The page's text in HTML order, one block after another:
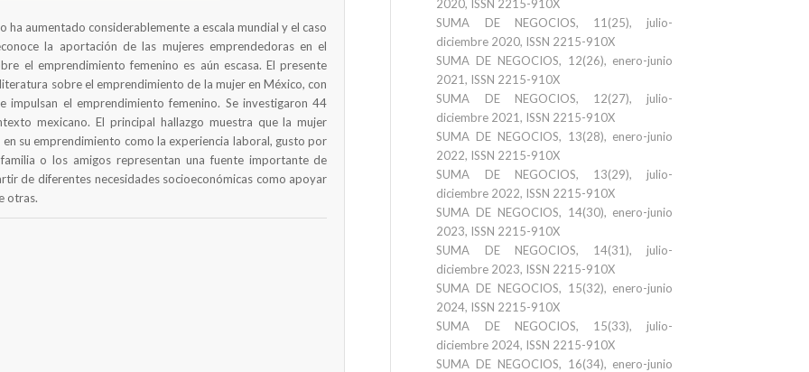
ha aumentado considerablemente a escala mundial y el caso
la aportación de las mujeres emprendedoras en el
el emprendimiento femenino es aún escasa. El presente
sobre el emprendimiento de la mujer en México, con
el emprendimiento femenino. Se investigaron 44
mexicano. El principal hallazgo muestra que la mujer
su emprendimiento como la experiencia laboral, gusto por
o los amigos representan una fuente importante de
de diferentes necesidades socioeconómicas como apoyar
otras.
2020, ISSN 2215-910X
SUMA DE NEGOCIOS, 11(25), julio-
diciembre 2020, ISSN 2215-910X
SUMA DE NEGOCIOS, 12(26), enero-junio
2021, ISSN 2215-910X
SUMA DE NEGOCIOS, 12(27), julio-
diciembre 2021, ISSN 2215-910X
SUMA DE NEGOCIOS, 13(28), enero-junio
2022, ISSN 2215-910X
SUMA DE NEGOCIOS, 13(29), julio-
diciembre 2022, ISSN 2215-910X
SUMA DE NEGOCIOS, 14(30), enero-junio
2023, ISSN 2215-910X
SUMA DE NEGOCIOS, 14(31), julio-
diciembre 2023, ISSN 2215-910X
SUMA DE NEGOCIOS, 15(32), enero-junio
2024, ISSN 2215-910X
SUMA DE NEGOCIOS, 15(33), julio-
diciembre 2024, ISSN 2215-910X
SUMA DE NEGOCIOS, 16(34), enero-junio